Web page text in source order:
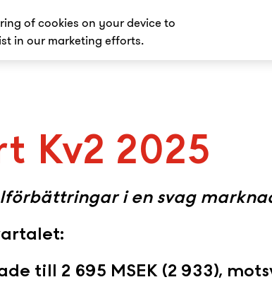
Kv2 2025
i en svag
till 2 695 MSEK (2 933),
of cookies on your device to
in our marketing efforts.